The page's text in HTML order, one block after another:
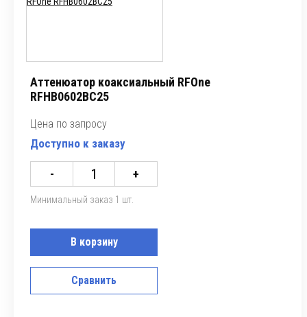
Аттенюатор коаксиальный RFOne
RFHB0602BC25
Цена по запросу
Доступно к заказу
- +
Минимальный заказ 1 шт.
В корзину
Сравнить